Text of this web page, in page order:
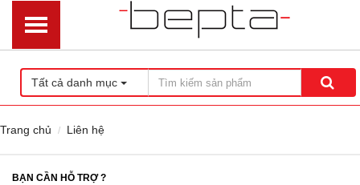
Tất cả danh mục
Trang chủ Liên hệ
BẠN CẦN HỖ TRỢ ?